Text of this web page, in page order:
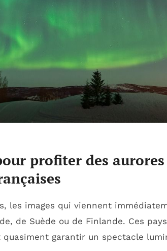
profiter des aurores
les images qui viennent
de Suède ou de Finlande. Ces
quasiment garantir un spectacle